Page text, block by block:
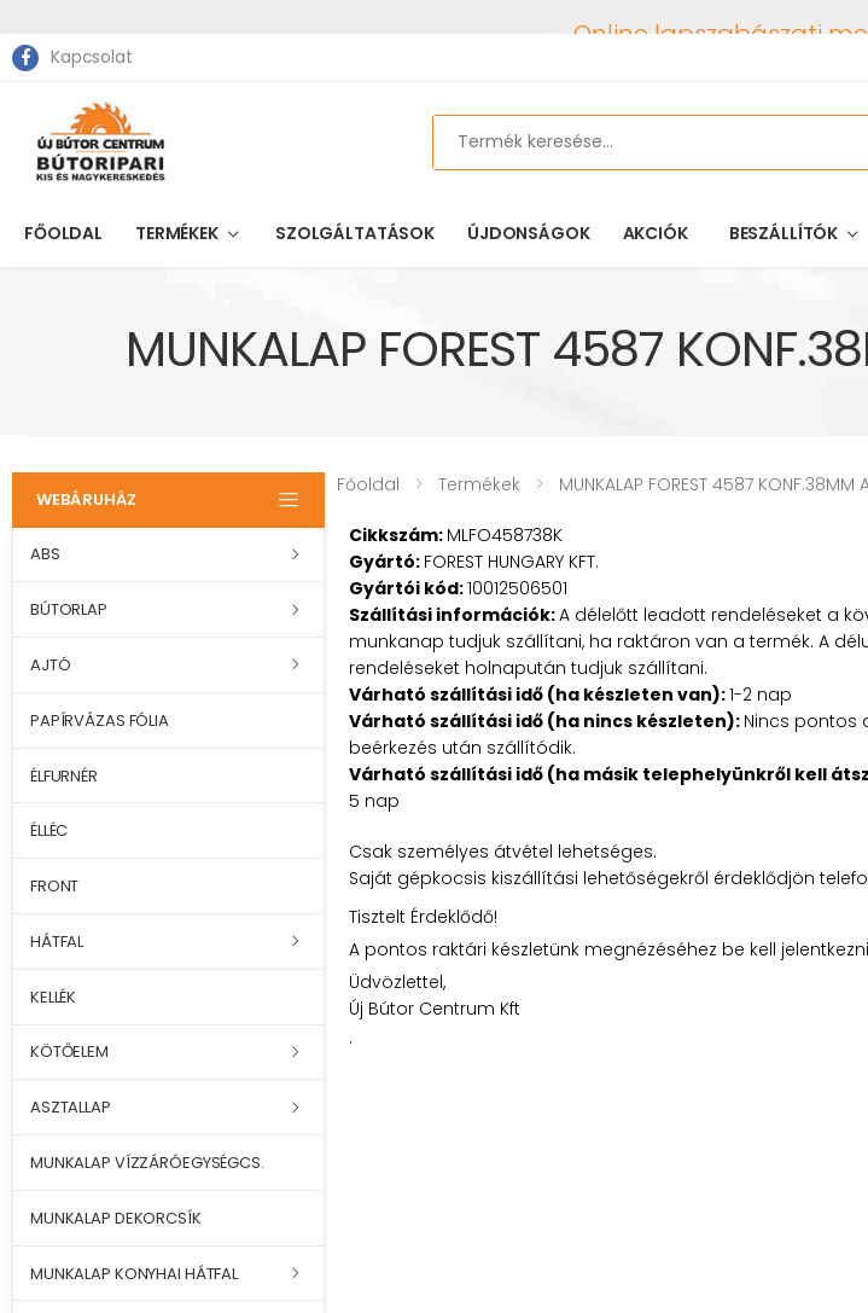
Online lapszabászati
Kapcsolat
Search
FŐOLDAL TERMÉKEK SZOLGÁLTATÁSOK ÚJDONSÁGOK AKCIÓK BESZÁLLÍTÓK
MUNKALAP FOREST 4587
WEBÁRUHÁZ
ABS
BÚTORLAP
AJTÓ
PAPÍRVÁZAS FÓLIA
ÉLFURNÉR
ÉLLÉC
FRONT
HÁTFAL
KELLÉK
KÖTŐELEM
ASZTALLAP
MUNKALAP VÍZZÁRÓEGYSÉGCS.
MUNKALAP DEKORCSÍK
MUNKALAP KONYHAI HÁTFAL
Főoldal Termékek MUNKALAP FOREST 4587 KONF.38MM
Cikkszám: MLFO458738K
Gyártó: FOREST HUNGARY KFT.
Gyártói kód:10012506501
Szállítási információk:A délelőtt leadott rendeléseket a
munkanap tudjuk szállítani, ha raktáron van a termék. A
rendeléseket holnapután tudjuk szállítani.
Várható szállítási idő (ha készleten van):1-2 nap
Várható szállítási idő (ha nincs készleten): Nincs pontos
beérkezés után szállítódik.
Várható szállítási idő (ha másik telephelyünkről kell
5 nap
Csak személyes átvétel lehetséges.
Saját gépkocsis kiszállítási lehetőségekről érdeklődjön
Tisztelt Érdeklődő!
A pontos raktári készletünk megnézéséhez be kell
Üdvözlettel,
Új Bútor Centrum Kft
.